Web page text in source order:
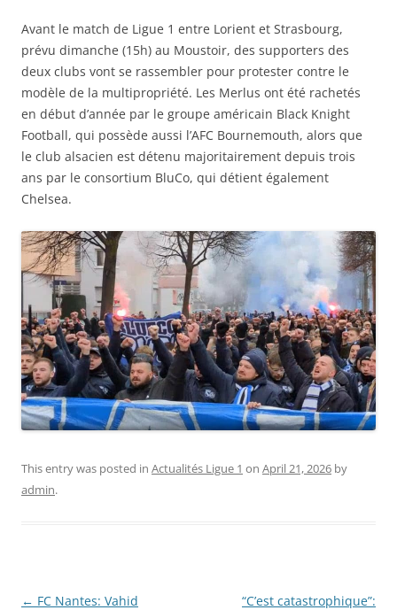
Avant le match de Ligue 1 entre Lorient et Strasbourg,
prévu dimanche (15h) au Moustoir, des supporters des
deux clubs vont se rassembler pour protester contre le
modèle de la multipropriété. Les Merlus ont été rachetés
en début d’année par le groupe américain Black Knight
Football, qui possède aussi l’AFC Bournemouth, alors que
le club alsacien est détenu majoritairement depuis trois
ans par le consortium BluCo, qui détient également
Chelsea.
This entry was posted in Actualités Ligue 1 on April 21, 2026 by
admin.
Post
← FC Nantes: Vahid
“C’est catastrophique”: